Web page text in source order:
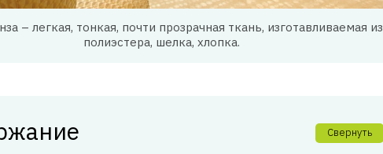
– легкая, тонкая, почти прозрачная ткань, изготавливаемая из
полиэстера, шелка, хлопка.
Свернуть